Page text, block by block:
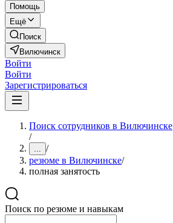
Помощь
Ещё
Поиск
Вилючинск
Войти
Войти
Зарегистрироваться
Поиск сотрудников в Вилючинске
/
... /
резюме в Вилючинске/
полная занятость
Поиск по резюме и навыкам